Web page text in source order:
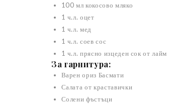
100 мл кокосово мляко
1 ч.л. оцет
1 ч.л. мед
1 ч.л. соев сос
1 ч.л. прясно изцеден сок от лайм
За гарнитура:
Варен ориз Басмати
Салата от краставички
Солени фъстъци